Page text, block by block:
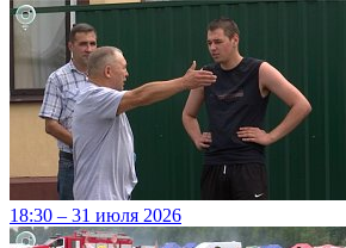
18:30 – 31 июля 2026